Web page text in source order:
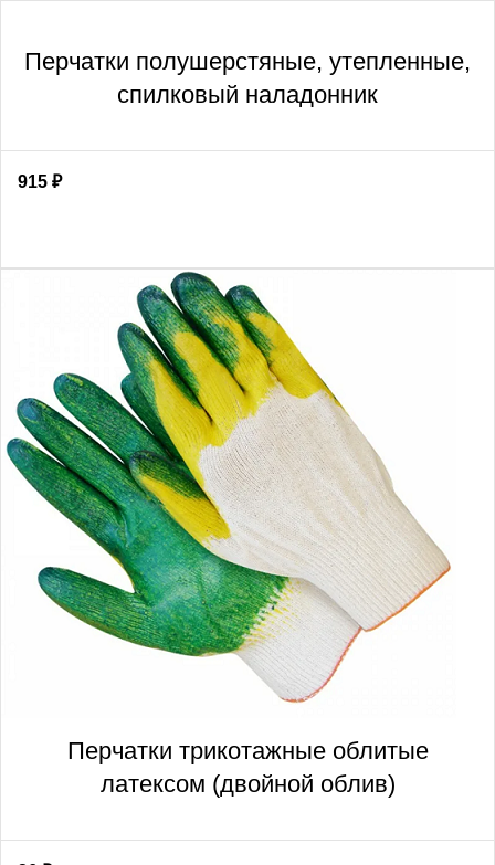
Перчатки полушерстяные, утепленные,
спилковый наладонник
915 ₽
Перчатки трикотажные облитые
латексом (двойной облив)